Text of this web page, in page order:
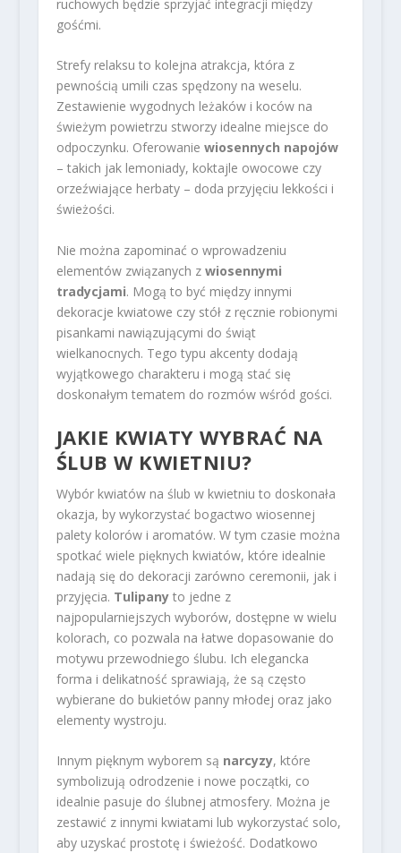
ruchowych będzie sprzyjać integracji między
gośćmi.
Strefy relaksu to kolejna atrakcja, która z
pewnością umili czas spędzony na weselu.
Zestawienie wygodnych leżaków i koców na
świeżym powietrzu stworzy idealne miejsce do
odpoczynku. Oferowanie wiosennych napojów
– takich jak lemoniady, koktajle owocowe czy
orzeźwiające herbaty – doda przyjęciu lekkości i
świeżości.
Nie można zapominać o wprowadzeniu
elementów związanych z wiosennymi
tradycjami. Mogą to być między innymi
dekoracje kwiatowe czy stół z ręcznie robionymi
pisankami nawiązującymi do świąt
wielkanocnych. Tego typu akcenty dodają
wyjątkowego charakteru i mogą stać się
doskonałym tematem do rozmów wśród gości.
JAKIE KWIATY WYBRAĆ NA
ŚLUB W KWIETNIU?
Wybór kwiatów na ślub w kwietniu to doskonała
okazja, by wykorzystać bogactwo wiosennej
palety kolorów i aromatów. W tym czasie można
spotkać wiele pięknych kwiatów, które idealnie
nadają się do dekoracji zarówno ceremonii, jak i
przyjęcia. Tulipanyto jedne z
najpopularniejszych wyborów, dostępne w wielu
kolorach, co pozwala na łatwe dopasowanie do
motywu przewodniego ślubu. Ich elegancka
forma i delikatność sprawiają, że są często
wybierane do bukietów panny młodej oraz jako
elementy wystroju.
Innym pięknym wyborem są narcyzy, które
symbolizują odrodzenie i nowe początki, co
idealnie pasuje do ślubnej atmosfery. Można je
zestawić z innymi kwiatami lub wykorzystać solo,
aby uzyskać prostotę i świeżość. Dodatkowo